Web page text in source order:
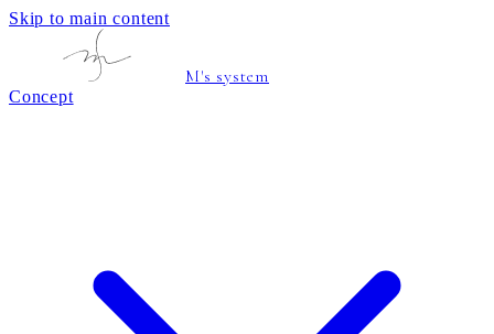
Skip to main content
M's system
Concept